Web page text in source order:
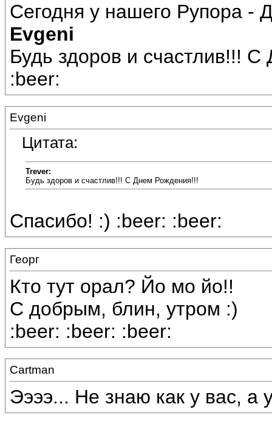
Сегодня у нашего Рупора -
Evgeni
Будь здоров и счастлив!!!
:beer:
Evgeni
Цитата:
Trever:
Будь здоров и счастлив!!! С Днем Рождения!!!
Спасибо! :) :beer: :beer:
Георг
Кто тут орал? Йо мо йо!!
С добрым, блин, утром :)
:beer: :beer: :beer:
Cartman
Ээээ... Не знаю как у вас, а